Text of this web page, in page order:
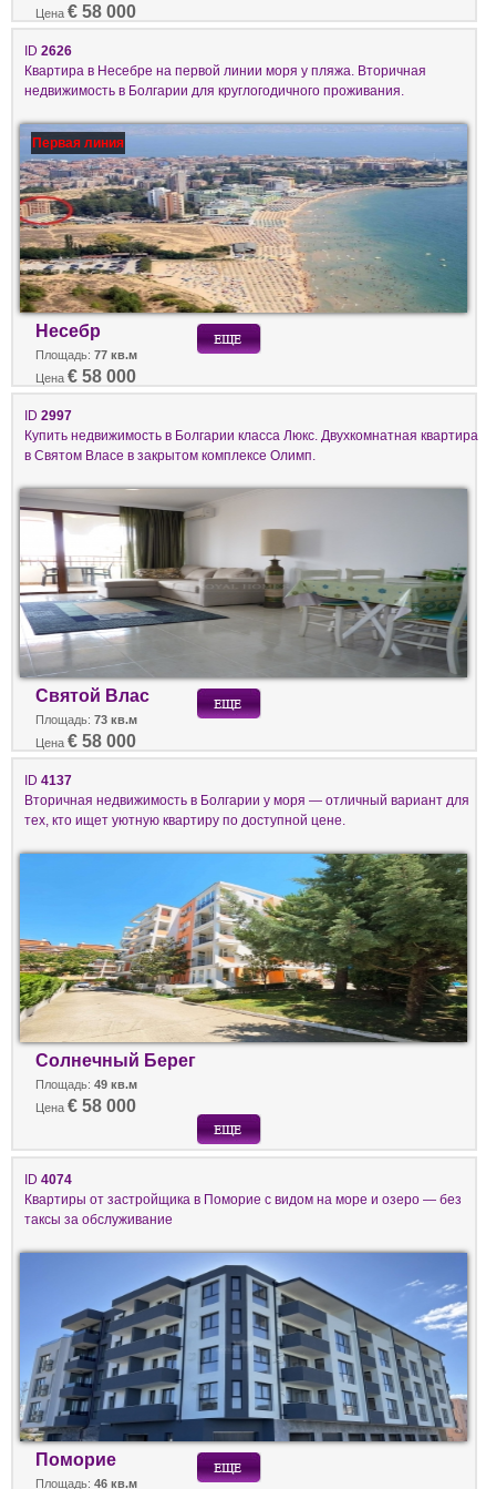
Цена € 58 000
ID 2626
Квартира в Несебре на первой линии моря у пляжа. Вторичная
недвижимость в Болгарии для круглогодичного проживания.
Первая линия
Несебр
Площадь: 77 кв.м
Цена € 58 000
ID 2997
Купить недвижимость в Болгарии класса Люкс. Двухкомнатная квартира
в Святом Власе в закрытом комплексе Олимп.
Святой Влас
Площадь: 73 кв.м
Цена € 58 000
ID 4137
Вторичная недвижимость в Болгарии у моря — отличный вариант для
тех, кто ищет уютную квартиру по доступной цене.
Солнечный Берег
Площадь: 49 кв.м
Цена € 58 000
ID 4074
Квартиры от застройщика в Поморие с видом на море и озеро — без
таксы за обслуживание
Поморие
Площадь: 46 кв.м